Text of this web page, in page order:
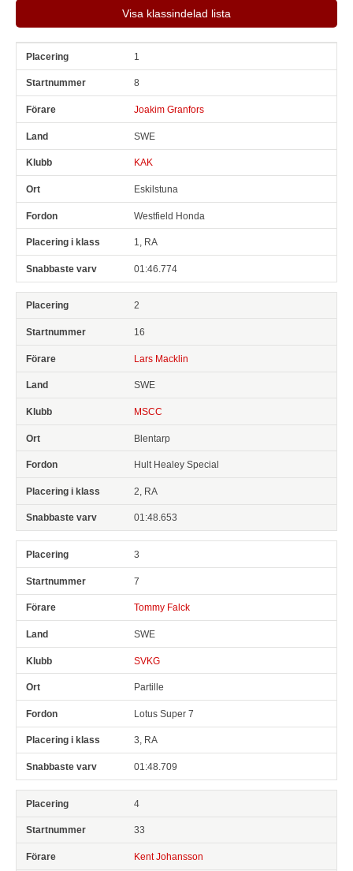
Visa klassindelad lista
Pl Snr 1
8
Joakim Granfors
SWE
KAK
Eskilstuna
Westfield Honda
1, RA
01:46.774
2
16
Lars Macklin
SWE
MSCC
Blentarp
Hult Healey Special
2, RA
01:48.653
3
7
Tommy Falck
SWE
SVKG
Partille
Lotus Super 7
3, RA
01:48.709
4
33
Kent Johansson